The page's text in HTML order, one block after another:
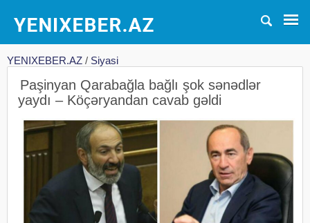
YENIXEBER.AZ / Siyasi
Paşinyan Qarabağla bağlı şok sənədlər
yaydı – Köçəryandan cavab gəldi